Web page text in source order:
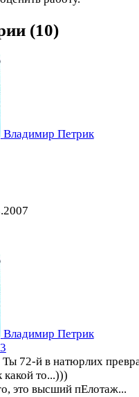
(10)
Владимир Петрик
Владимир Петрик
72-й в натюрлих
то...)))
это высший пЕлотаж...